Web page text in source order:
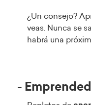
¿Un consejo?
veas. Nunca se
habrá una
-